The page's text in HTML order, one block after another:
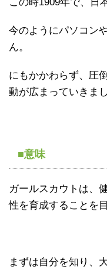
今のようにパソコン
ん。
にもかかわらず、圧
動が広まっていきまし
■意味
ガールスカウトは、
性を育成することを
まずは自分を知り、